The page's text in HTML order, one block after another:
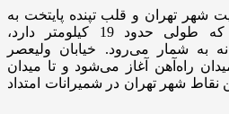
شهر تهران و قلب تپنده پایتخت به
شمار می‌رود. این خیابان که طولی حدود 19 کیلومتر دارد،
به شمار می‌رود. خیابان ولیعصر
راه‌آهن آغاز می‌شود و تا میدان
شهر تهران در شمیرانات امتداد